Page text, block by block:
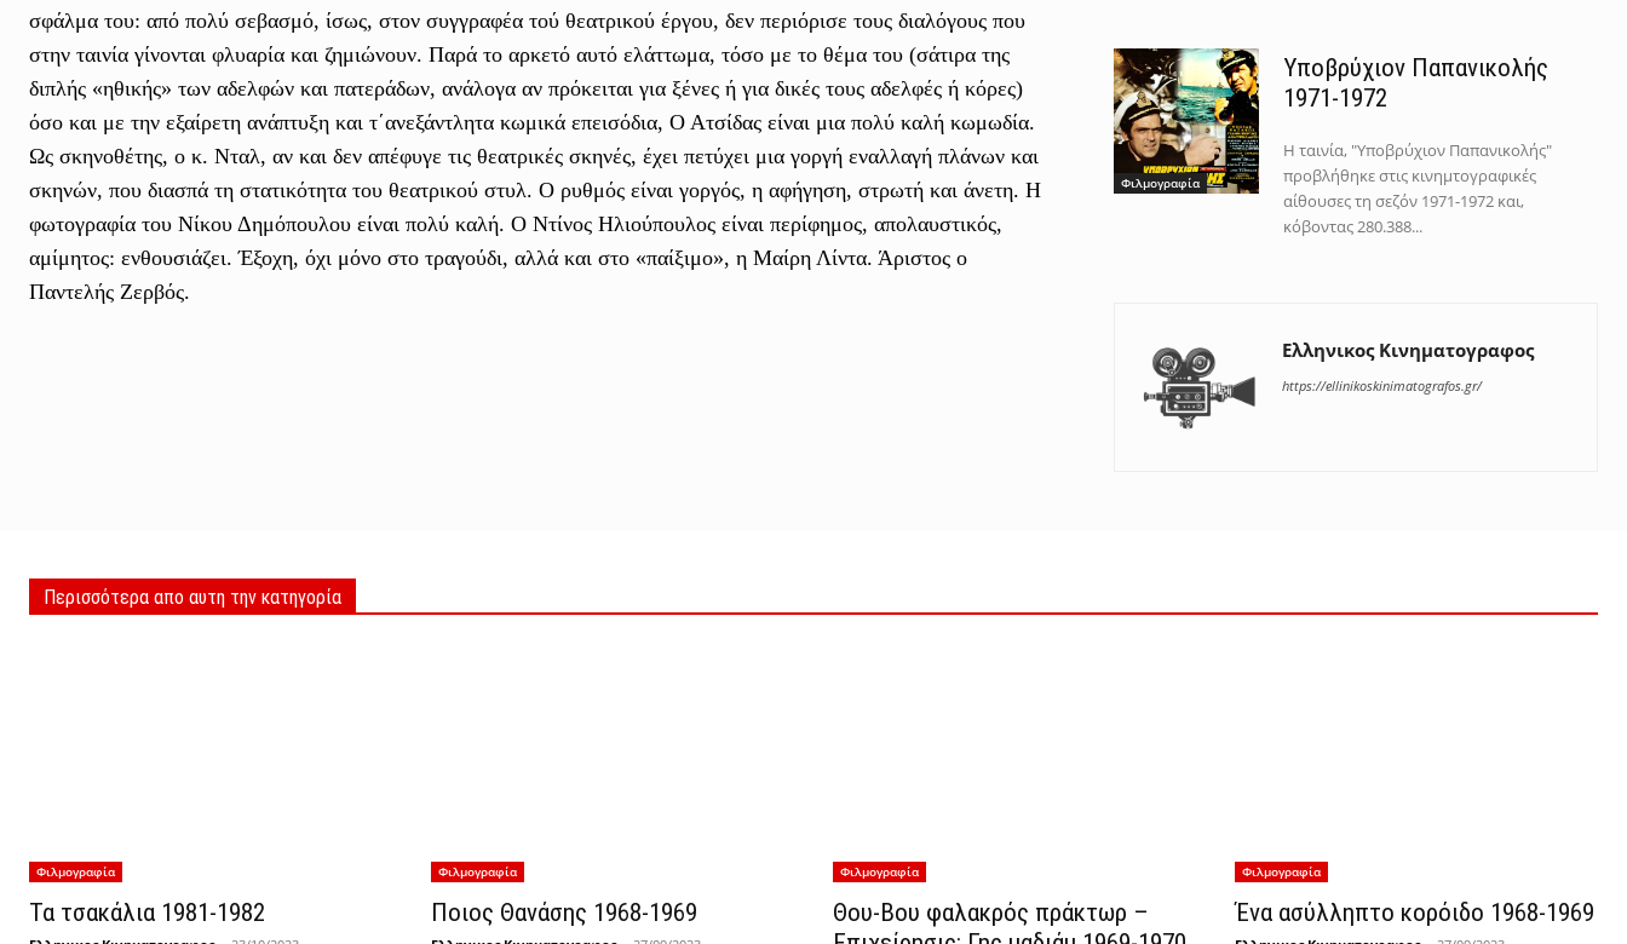
σφάλμα του: από πολύ σεβασμό, ίσως, στον συγγραφέα τού θεατρικού έργου, δεν περιόρισε τους διαλόγους που
στην ταινία γίνονται φλυαρία και ζημιώνουν. Παρά το αρκετό αυτό ελάττωμα, τόσο με το θέμα του (σάτιρα της
διπλής «ηθικής» των αδελφών και πατεράδων, ανάλογα αν πρόκειται για ξένες ή για δικές τους αδελφές ή κόρες)
όσο και με την εξαίρετη ανάπτυξη και τ΄ανεξάντλητα κωμικά επεισόδια, Ο Ατσίδας είναι μια πολύ καλή κωμωδία.
Ως σκηνοθέτης, ο κ. Νταλ, αν και δεν απέφυγε τις θεατρικές σκηνές, έχει πετύχει μια γοργή εναλλαγή πλάνων και
σκηνών, που διασπά τη στατικότητα του θεατρικού στυλ. Ο ρυθμός είναι γοργός, η αφήγηση, στρωτή και άνετη. Η
φωτογραφία του Νίκου Δημόπουλου είναι πολύ καλή. Ο Ντίνος Ηλιούπουλος είναι περίφημος, απολαυστικός,
αμίμητος: ενθουσιάζει. Έξοχη, όχι μόνο στο τραγούδι, αλλά και στο «παίξιμο», η Μαίρη Λίντα. Άριστος ο
Παντελής Ζερβός.
Φιλμογραφία
Υποβρύχιον Παπανικολής
1971-1972
Η ταινία, "Υποβρύχιον Παπανικολής"
προβλήθηκε στις κινημτογραφικές
αίθουσες τη σεζόν 1971-1972 και,
κόβοντας 280.388...
Ελληνικος Κινηματογραφος
https://ellinikoskinimatografos.gr/
Περισσότερα απο αυτη την κατηγορία
Φιλμογραφία
Τα τσακάλια 1981-1982
Φιλμογραφία
Ποιος Θανάσης 1968-1969
Φιλμογραφία
Θου-Βου φαλακρός πράκτωρ –
Φιλμογραφία
Ένα ασύλληπτο κορόιδο 1968-1969